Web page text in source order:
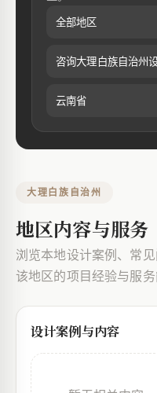
全部地区
咨询大理白族自治州
云南省
大理白族自治州
地区内容与服务
浏览本地设计案例、常
该地区的项目经验与服务
设计案例与内容